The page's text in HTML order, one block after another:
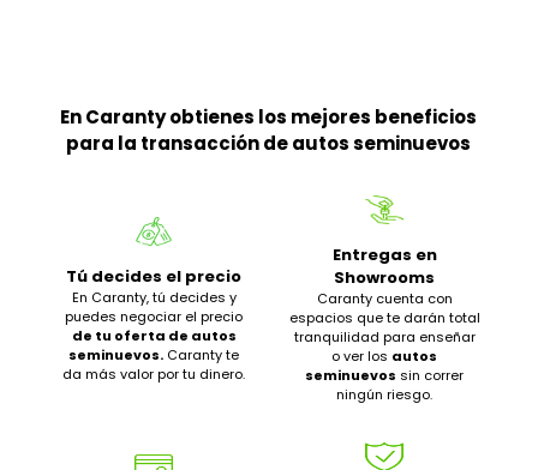
En Caranty obtienes los mejores beneficios
para la transacción de autos seminuevos
Tú decides el precio
En Caranty, tú decides y
puedes negociar el precio
de tu oferta de autos
seminuevos. Caranty te
da más valor por tu dinero.
Entregas en
Showrooms
Caranty cuenta con
espacios que te darán total
tranquilidad para enseñar
o ver los autos
seminuevos sin correr
ningún riesgo.